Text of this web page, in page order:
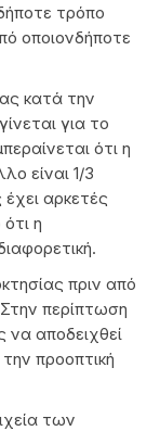
τρόπο
οποιονδήποτε
κατά την
για το
ότι η
είναι 1/3
αρκετές
η
πριν από
περίπτωση
να αποδειχθεί
προοπτική
των